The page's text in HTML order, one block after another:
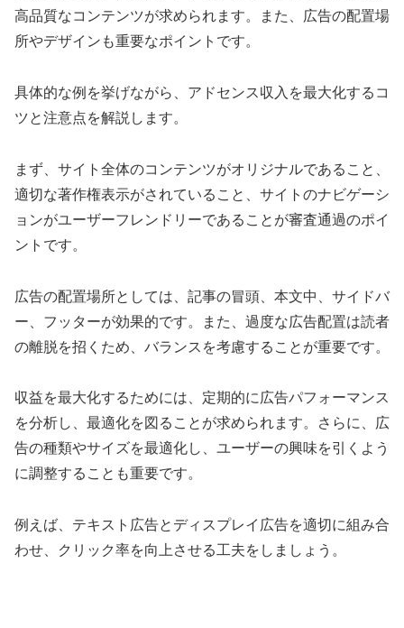
高品質なコンテンツが求められます。また、広告の配置場
所やデザインも重要なポイントです。
具体的な例を挙げながら、アドセンス収入を最大化するコ
ツと注意点を解説します。
まず、サイト全体のコンテンツがオリジナルであること、
適切な著作権表示がされていること、サイトのナビゲーシ
ョンがユーザーフレンドリーであることが審査通過のポイ
ントです。
広告の配置場所としては、記事の冒頭、本文中、サイドバ
ー、フッターが効果的です。また、過度な広告配置は読者
の離脱を招くため、バランスを考慮することが重要です。
収益を最大化するためには、定期的に広告パフォーマンス
を分析し、最適化を図ることが求められます。さらに、広
告の種類やサイズを最適化し、ユーザーの興味を引くよう
に調整することも重要です。
例えば、テキスト広告とディスプレイ広告を適切に組み合
わせ、クリック率を向上させる工夫をしましょう。